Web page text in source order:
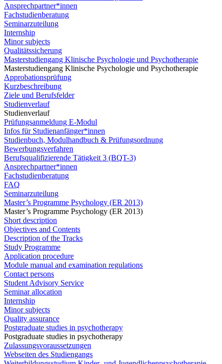
Ansprechpartner*innen
Fachstudienberatung
Seminarzuteilung
Internship
Minor subjects
Qualitätssicherung
Masterstudiengang Klinische Psychologie und Psychotherapie
Masterstudiengang Klinische Psychologie und Psychotherapie
Approbationsprüfung
Kurzbeschreibung
Ziele und Berufsfelder
Studienverlauf
Studienverlauf
Prüfungsanmeldung E-Modul
Infos für Studienanfänger*innen
Studienbuch, Modulhandbuch & Prüfungsordnung
Bewerbungsverfahren
Berufsqualifizierende Tätigkeit 3 (BQT-3)
Ansprechpartner*innen
Fachstudienberatung
FAQ
Seminarzuteilung
Master’s Programme Psychology (ER 2013)
Master’s Programme Psychology (ER 2013)
Short description
Objectives and Contents
Description of the Tracks
Study Programme
Application procedure
Module manual and examination regulations
Contact persons
Student Advisory Service
Seminar allocation
Internship
Minor subjects
Quality assurance
Postgraduate studies in psychotherapy
Postgraduate studies in psychotherapy
Zulassungsvoraussetzungen
Webseiten des Studiengangs